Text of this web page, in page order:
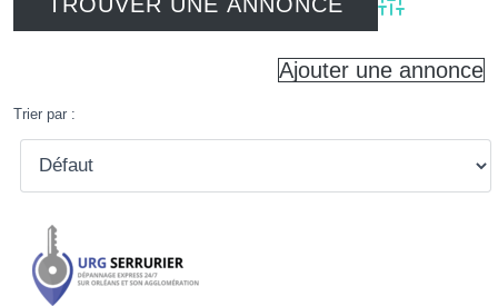
Advanced
Ajouter une annonce
Trier par :